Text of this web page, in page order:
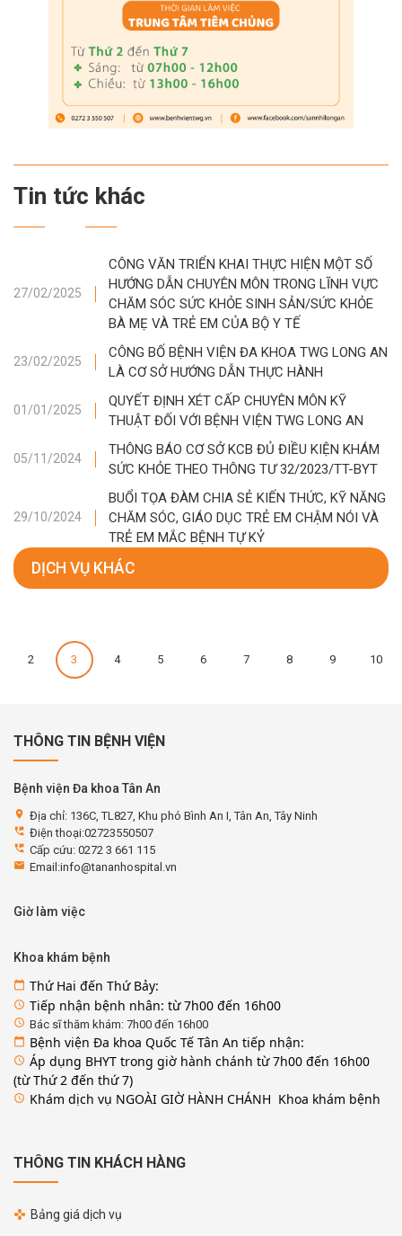
Tin tức khác
27/02/2025
CÔNG VĂN TRIỂN KHAI THỰC HIỆN MỘT SỐ
HƯỚNG DẪN CHUYÊN MÔN TRONG LĨNH VỰC
CHĂM SÓC SỨC KHỎE SINH SẢN/SỨC KHỎE
BÀ MẸ VÀ TRẺ EM CỦA BỘ Y TẾ
23/02/2025
CÔNG BỐ BỆNH VIỆN ĐA KHOA TWG LONG AN
LÀ CƠ SỞ HƯỚNG DẪN THỰC HÀNH
01/01/2025
QUYẾT ĐỊNH XÉT CẤP CHUYÊN MÔN KỸ
THUẬT ĐỐI VỚI BỆNH VIỆN TWG LONG AN
05/11/2024
THÔNG BÁO CƠ SỞ KCB ĐỦ ĐIỀU KIỆN KHÁM
SỨC KHỎE THEO THÔNG TƯ 32/2023/TT-BYT
29/10/2024
BUỔI TỌA ĐÀM CHIA SẺ KIẾN THỨC, KỸ NĂNG
CHĂM SÓC, GIÁO DỤC TRẺ EM CHẬM NÓI VÀ
TRẺ EM MẮC BỆNH TỰ KỶ
DỊCH VỤ KHÁC
2 3 4 5 6 7 8 9 10
THÔNG TIN BỆNH VIỆN
Bệnh viện Đa khoa Tân An
location_on Địa chỉ: 136C, TL827, Khu phó Bình An I, Tân An, Tây Ninh
perm_phone_msg Điện thoại:02723550507
perm_phone_msg Cấp cứu: 0272 3 661 115
email Email:info@tananhospital.vn
Giờ làm việc
Khoa khám bệnh
calendar_today Thứ Hai đến Thứ Bảy:
access_time Tiếp nhận bệnh nhân: từ 7h00 đến 16h00
access_time Bác sĩ thăm khám: 7h00 đến 16h00
calendar_today Bệnh viện Đa khoa Quốc Tế Tân An tiếp nhận:
access_time Áp dụng BHYT trong giờ hành chánh từ 7h00 đến 16h00
(từ Thứ 2 đến thứ 7)
access_time Khám dịch vụ NGOÀI GIỜ HÀNH CHÁNH Khoa khám bệnh
THÔNG TIN KHÁCH HÀNG
Bảng giá dịch vụ